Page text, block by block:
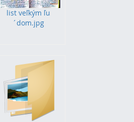
list veľkým ľu
´dom.jpg